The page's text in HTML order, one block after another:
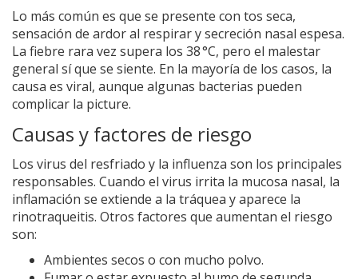
Lo más común es que se presente con tos seca,
sensación de ardor al respirar y secreción nasal espesa.
La fiebre rara vez supera los 38 °C, pero el malestar
general sí que se siente. En la mayoría de los casos, la
causa es viral, aunque algunas bacterias pueden
complicar la picture.
Causas y factores de riesgo
Los virus del resfriado y la influenza son los principales
responsables. Cuando el virus irrita la mucosa nasal, la
inflamación se extiende a la tráquea y aparece la
rinotraqueitis. Otros factores que aumentan el riesgo
son:
Ambientes secos o con mucho polvo.